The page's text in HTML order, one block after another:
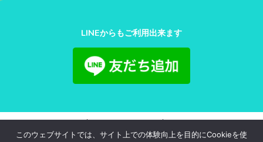
LINEからもご利用出来ます
このウェブサイトでは、サイト上での体験向上を目的にCookieを使